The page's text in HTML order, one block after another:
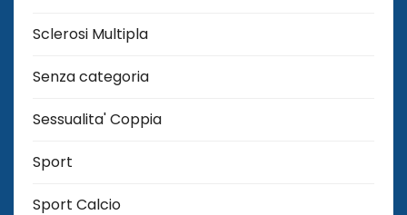
Sclerosi Multipla
Senza categoria
Sessualita' Coppia
Sport
Sport Calcio